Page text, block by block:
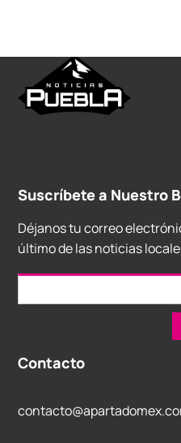
Suscríbete a Nuestro
Déjanos tu correo
último de las noticias
Contacto